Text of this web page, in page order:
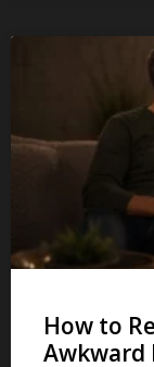
How to
Awkward